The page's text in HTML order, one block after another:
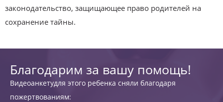
законодательство, защищающее право родителей на
сохранение тайны.
Благодарим за вашу помощь!
Видеоанкетудля этого ребенка сняли благодаря
пожертвованиям: